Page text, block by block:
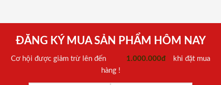
ĐĂNG KÝ MUA SẢN PHẨM HÔM NAY
Cơ hội được giảm trừ lên đến 1.000.000đ
khi đặt mua
hàng !